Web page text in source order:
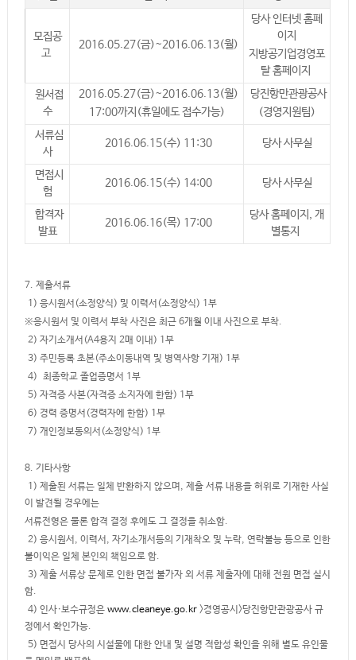
모집공
고
2016.05.27(금)~2016.06.13(월)
당사 인터넷 홈페
이지
지방공기업경영포
탈 홈페이지
원서접
수
2016.05.27(금)~2016.06.13(월)
17:00까지(휴일에도 접수가능)
당진항만관광공사
(경영지원팀)
서류심
사
2016.06.15(수) 11:30 당사 사무실
면접시
험
2016.06.15(수) 14:00 당사 사무실
합격자
발표
2016.06.16(목) 17:00
당사 홈페이지, 개
별통지
7. 제출서류
1) 응시원서(소정양식) 및 이력서(소정양식) 1부
※응시원서 및 이력서 부착 사진은 최근 6개월 이내 사진으로 부착.
2) 자기소개서(A4용지 2매 이내) 1부
3) 주민등록 초본(주소이동내역 및 병역사항 기재) 1부
4) 최종학교 졸업증명서 1부
5) 자격증 사본(자격증 소지자에 한함) 1부
6) 경력 증명서(경력자에 한함) 1부
7) 개인정보동의서(소정양식) 1부
8. 기타사항
1) 제출된 서류는 일체 반환하지 않으며, 제출 서류 내용을 허위로 기재한 사실
이 발견될 경우에는
서류전형은 물론 합격 결정 후에도 그 결정을 취소함.
2) 응시원서, 이력서, 자기소개서등의 기재착오 및 누락, 연락불능 등으로 인한
불이익은 일체 본인의 책임으로 함.
3) 제출 서류상 문제로 인한 면접 불가자 외 서류 제출자에 대해 전원 면접 실시
함.
4) 인사·보수규정은www.cleaneye.go.kr >경영공시>당진항만관광공사 규
정에서 확인가능.
5) 면접시 당사의 시설물에 대한 안내 및 설명 적합성 확인을 위해 별도 유인물